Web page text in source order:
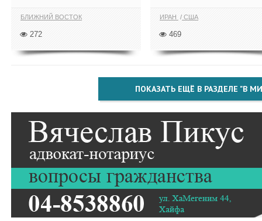
БЛИЖНИЙ ВОСТОК
272
ИРАН США
469
ПОКАЗАТЬ ЕЩЁ В РАЗДЕЛЕ "В